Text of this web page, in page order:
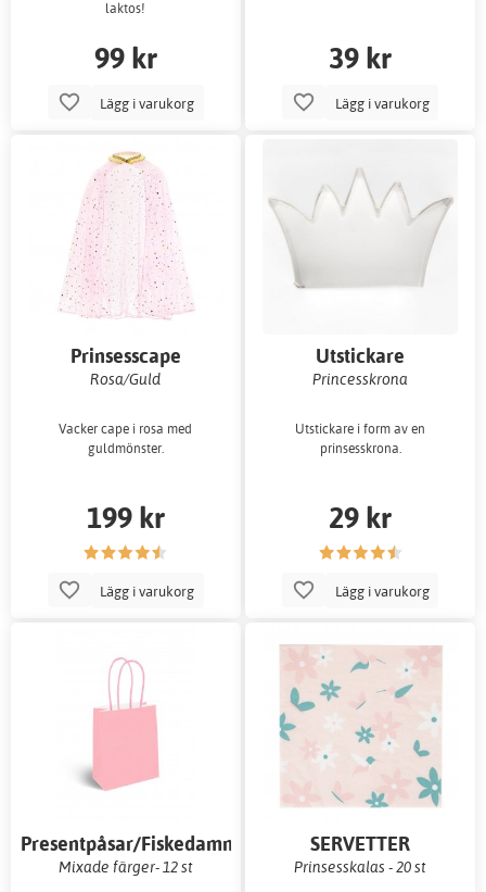
laktos!
99 kr
Lägg i varukorg
39 kr
Lägg i varukorg
Prinsesscape
Rosa/Guld
Vacker cape i rosa med
guldmönster.
199 kr
Lägg i varukorg
Utstickare
Princesskrona
Utstickare i form av en
prinsesskrona.
29 kr
Lägg i varukorg
Presentpåsar/Fiskedammspåsar
Mixade färger- 12 st
SERVETTER
Prinsesskalas - 20 st